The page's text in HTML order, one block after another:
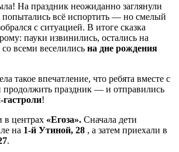
На праздник неожиданно заглянули
попытались всё испортить — но смелый
с ситуацией. В итоге сказка
пауки извинились, остались на
всеми веселились на дне рождения
такое впечатление, что ребята вместе с
продолжить праздник — и отправились
!
в центрах «Егоза». Сначала дети
на 1-й Утиной, 28 , а затем приехали в
.